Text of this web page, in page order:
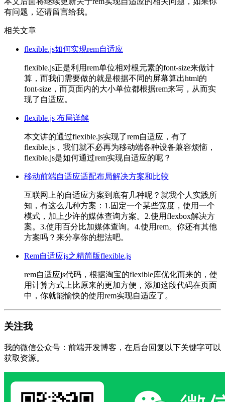
有问题，还请留言给我。
相关文章
flexible.js如何实现rem自适应
flexible.js正是利用rem单位相对根元素的font-size来做计
算，而我们需要做的就是根据不同的屏幕算出html的
font-size，而页面内的大小单位都根据rem来写，从而实
现了自适应。
flexible.js 布局详解
本文讲的通过flexible.js实现了rem自适应，有了
flexible.js，我们就不必再为移动端各种设备兼容烦恼，
flexible.js是如何通过rem实现自适应的呢？
移动前端自适应适配布局解决方案和比较
互联网上的自适应方案到底有几种呢？就我个人实践所
知，有这么几种方案：1.固定一个某些宽度，使用一个
模式，加上少许的媒体查询方案。2.使用flexbox解决方
案。3.使用百分比加媒体查询。4.使用rem。你还有其他
方案吗？来分享你的想法吧。
Rem自适应js之精简版flexible.js
rem自适应js代码，根据淘宝的flexible库优化而来的，使
用计算方式上比原来的更加方便，添加这段代码在页面
中，你就能愉快的使用rem实现自适应了。
关注我
我的微信公众号：前端开发博客，在后台回复以下关键字可以
获取资源。